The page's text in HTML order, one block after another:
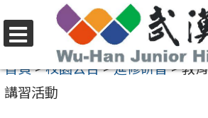
至
要
選
單
首頁>校園公告>進修研習>教
講習活動